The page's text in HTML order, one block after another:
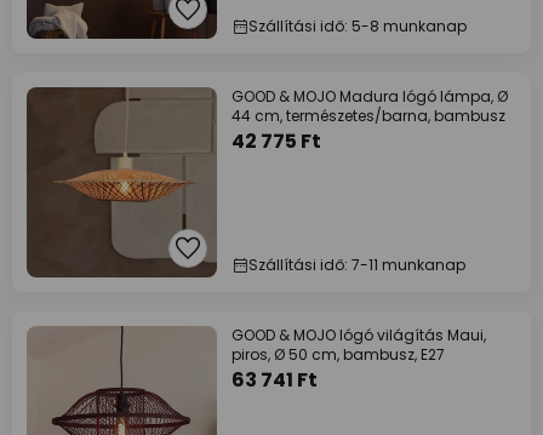
Szállítási idő: 5-8 munkanap
GOOD & MOJO Madura lógó lámpa, Ø
44 cm, természetes/barna, bambusz
42 775 Ft
Szállítási idő: 7-11 munkanap
GOOD & MOJO lógó világítás Maui,
piros, Ø 50 cm, bambusz, E27
63 741 Ft